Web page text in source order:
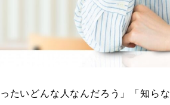
たいどんな人なんだろう」「知ら